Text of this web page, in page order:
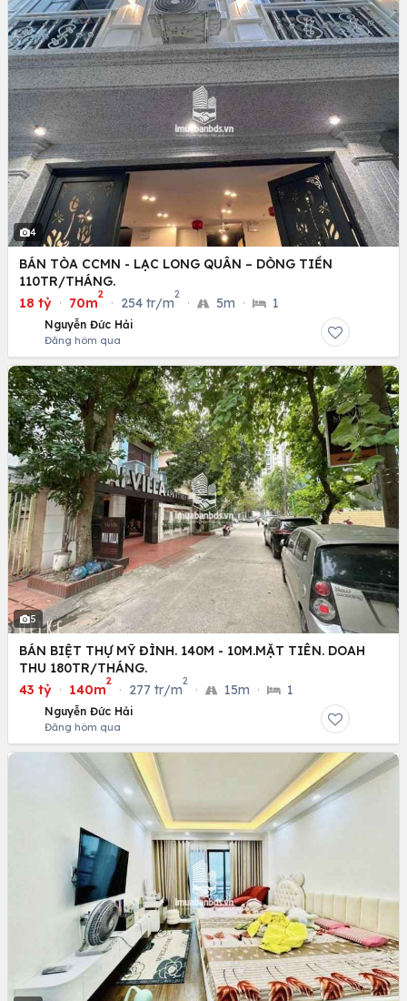
4
BÁN TÒA CCMN - LẠC LONG QUÂN – DÒNG TIỀN
110TR/THÁNG.
18 tỷ · 70m
2
· 254 tr/m
2
· 5m · 1
Nguyễn Đức Hải
Đăng hôm qua
5
BÁN BIỆT THỰ MỸ ĐÌNH. 140M - 10M.MẶT TIÊN. DOAH
THU 180TR/THÁNG.
43 tỷ · 140m
2
· 277 tr/m
2
· 15m · 1
Nguyễn Đức Hải
Đăng hôm qua